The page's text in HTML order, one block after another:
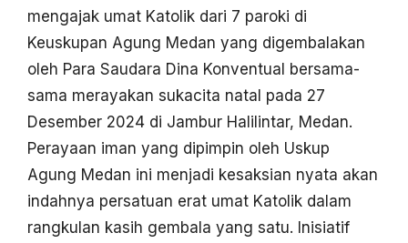
mengajak umat Katolik dari 7 paroki di
Keuskupan Agung Medan yang digembalakan
oleh Para Saudara Dina Konventual bersama-
sama merayakan sukacita natal pada 27
Desember 2024 di Jambur Halilintar, Medan.
Perayaan iman yang dipimpin oleh Uskup
Agung Medan ini menjadi kesaksian nyata akan
indahnya persatuan erat umat Katolik dalam
rangkulan kasih gembala yang satu. Inisiatif